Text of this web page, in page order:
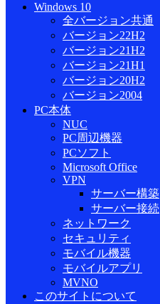
Windows 10
全バージョン共通
バージョン22H2
バージョン21H2
バージョン21H1
バージョン20H2
バージョン2004
PC本体
NUC
PC周辺機器
PCソフト
Microsoft Office
VPN
サーバー構築
サーバー接続
ネットワーク
セキュリティ
モバイル機器
モバイルアプリ
MVNO
このサイトについて